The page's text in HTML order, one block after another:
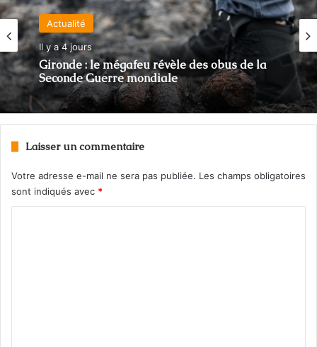
Actualité
Il y a 4 jours
Gironde : le mégafeu révèle des obus de la
Seconde Guerre mondiale
Laisser un commentaire
Votre adresse e-mail ne sera pas publiée. Les champs obligatoires
sont indiqués avec *